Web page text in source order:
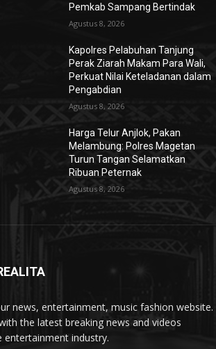
Pemkab Sampang Bertindak
Agustus 8, 2026
Kapolres Pelabuhan Tanjung
Perak Ziarah Makam Para Wali,
Perkuat Nilai Keteladanan dalam
Pengabdian
Agustus 8, 2026
Harga Telur Anjlok, Pakan
Melambung: Polres Magetan
Turun Tangan Selamatkan
Ribuan Peternak
Agustus 8, 2026
news, entertainment, music fashion website.
the latest breaking news and videos
industry.